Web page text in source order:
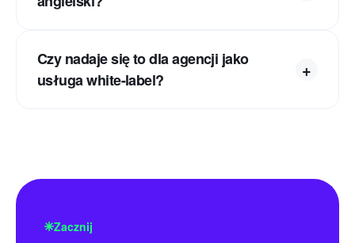
Czy nadaje się to dla agencji jako
usługa white-label?
Zacznij